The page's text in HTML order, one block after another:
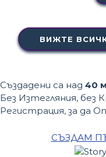
ВИЖТЕ
Създадени са над 40
Без Изтегляния, без
Регистрация, за да
СЪЗДАМ